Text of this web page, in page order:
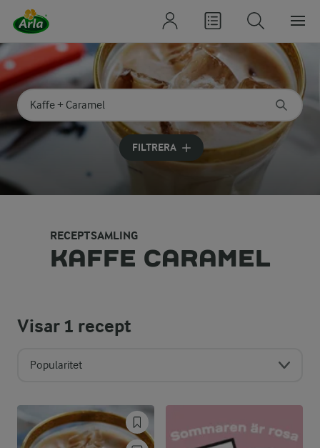
Sök på kategori eller ingrediens
Skriv in sökord för att få förslag
FILTRERA
RECEPTSAMLING
KAFFE CARAMEL
Visar1 recept
Popularitet